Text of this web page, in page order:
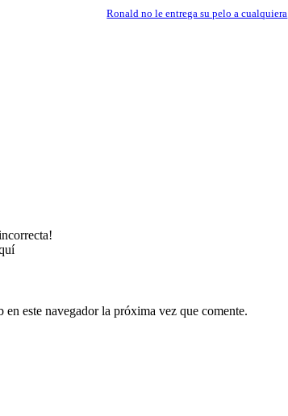
Ronald no le entrega su pelo a cualquiera
este navegador la próxima vez que comente.